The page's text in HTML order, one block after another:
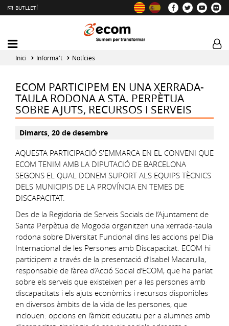
BUTLLETÍ
Mobile
menu
toggler
Inici Informa't Notícies
ECOM PARTICIPEM EN UNA XERRADA-
TAULA RODONA A STA. PERPÈTUA
SOBRE AJUTS, RECURSOS I SERVEIS
Dimarts, 20 de desembre
AQUESTA PARTICIPACIÓ S'EMMARCA EN EL CONVENI QUE
ECOM TENIM AMB LA DIPUTACIÓ DE BARCELONA
SEGONS EL QUAL DONEM SUPORT ALS EQUIPS TÈCNICS
DELS MUNICIPIS DE LA PROVÍNCIA EN TEMES DE
DISCAPACITAT.
Des de la Regidoria de Serveis Socials de l’Ajuntament de
Santa Perpètua de Mogoda organitzen una xerrada-taula
rodona sobre Diversitat Funcional dins les accions pel Dia
Internacional de les Persones amb Discapacitat. ECOM hi
participem a través de la presentació d’Isabel Macarulla,
responsable de l’àrea d’Acció Social d’ECOM, que ha parlat
sobre els serveis que existeixen per a les persones amb
discapacitats i els ajuts econòmics i recursos disponibles
en diversos àmbits de la vida de les persones, que
inclouen: opcions en l’àmbit educatiu per a alumnes amb